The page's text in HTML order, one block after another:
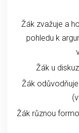
Žák zvažuje a
pohledu k
Žák u
Žák
Žák různou